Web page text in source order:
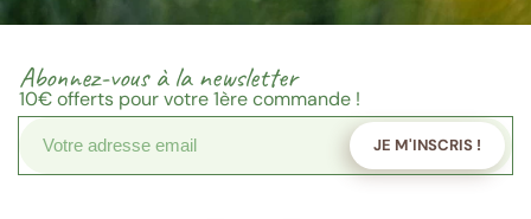
Abonnez-vous à la newsletter
10€offerts pour votre 1ère commande !
JE M'INSCRIS !